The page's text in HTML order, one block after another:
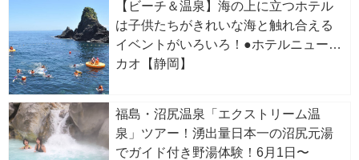
【ビーチ＆温泉】海の上に立つホテル
は子供たちがきれいな海と触れ合える
イベントがいろいろ！●ホテルニューア
カオ【静岡】
福島・沼尻温泉「エクストリーム温
泉」ツアー！湧出量日本一の沼尻元湯
でガイド付き野湯体験！6月1日〜